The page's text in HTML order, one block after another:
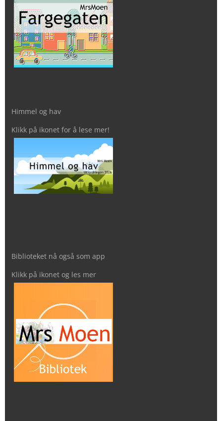
Himmel og hav
Klikk på ikonet for å lese mer!
Biblioteket nå også som app
Klikk på ikonet og les mer